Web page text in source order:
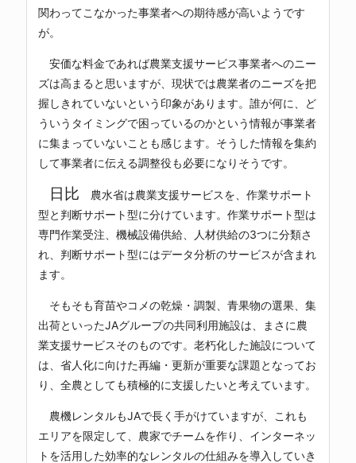
関わってこなかった事業者への期待感が高いようです
が。
安価な料金であれば農業支援サービス事業者へのニー
ズは高まると思いますが、現状では農業者のニーズを把
握しきれていないという印象があります。誰が何に、ど
ういうタイミングで困っているのかという情報が事業者
に集まっていないことも感じます。そうした情報を集約
して事業者に伝える調整役も必要になりそうです。
日比 農水省は農業支援サービスを、作業サポート
型と判断サポート型に分けています。作業サポート型は
専門作業受注、機械設備供給、人材供給の3つに分類さ
れ、判断サポート型にはデータ分析のサービスが含まれ
ます。
そもそも育苗やコメの乾燥・調製、青果物の選果、集
出荷といったJAグループの共同利用施設は、まさに農
業支援サービスそのものです。老朽化した施設について
は、省人化に向けた再編・更新が重要な課題となってお
り、全農としても積極的に支援したいと考えています。
農機レンタルもJAで長く手がけていますが、これも
エリアを限定して、農家でチームを作り、インターネッ
トを活用した効率的なレンタルの仕組みを導入していき